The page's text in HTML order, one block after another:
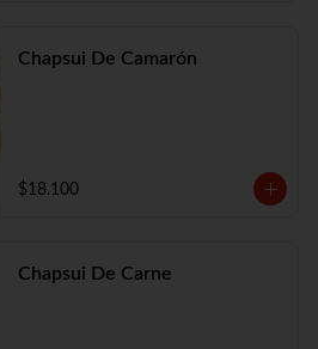
Chapsui De Camarón
$18.100
Chapsui De Carne